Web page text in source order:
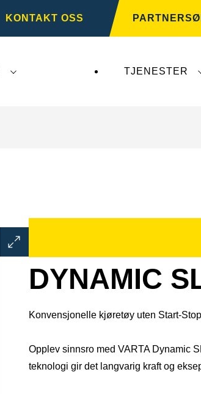
KONTAKT OSS
TJENESTER
Åpne
bildedialog
DYNAMIC
Konvensjonelle kjøretøy uten Start-
Opplev sinnsro med VARTA Dynamic
teknologi gir det langvarig kraft og